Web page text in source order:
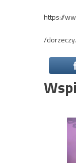
https://
/